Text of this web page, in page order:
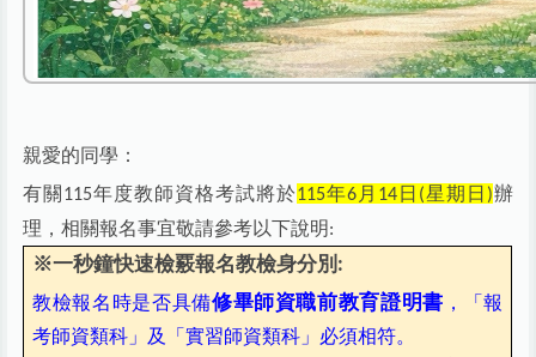
親愛的同學：
有關 115年度教師資格考試將於115年6月 14日 (星期 日 )辦
理，相關報名事宜敬請參考以下說明:
※一秒鐘快速檢覈報名教檢身分別 :
教檢報名時是否具備修畢師資職前教育證明書 ，「報
考師資類科」及「實習師資類科」必須相符。